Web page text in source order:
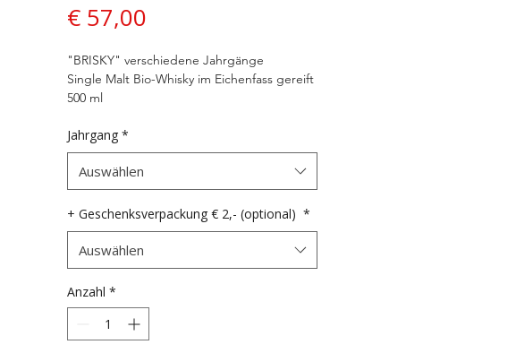
€ 57,00
"BRISKY" verschiedene Jahrgänge
Single Malt Bio-Whisky im Eichenfass gereift
500 ml
Jahrgang *
Auswählen
+ Geschenksverpackung € 2,- (optional) *
Auswählen
Anzahl *